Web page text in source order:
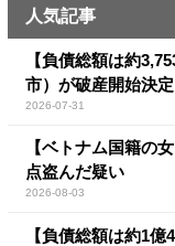
人気記事
【負債総額は約
市）が破産開始決定
2026-07-31
【ベトナム国籍の
点盗んだ疑い
2026-08-03
【負債総額は約1